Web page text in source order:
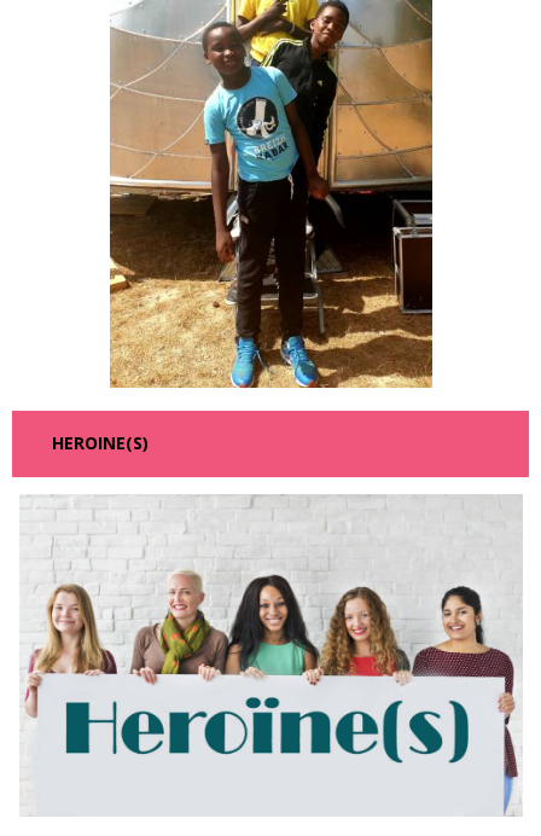
HEROINE(S)